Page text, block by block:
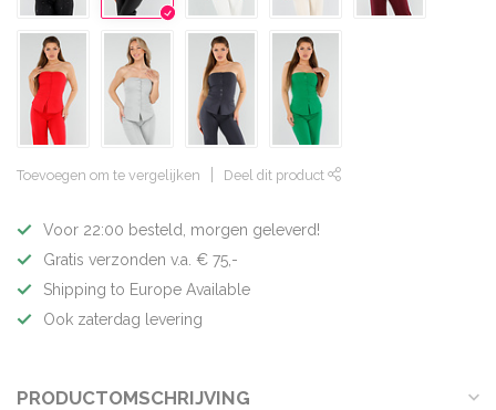
Toevoegen om te vergelijken Deel dit product
Voor 22:00 besteld, morgen geleverd!
Gratis verzonden v.a. € 75,-
Shipping to Europe Available
Ook zaterdag levering
PRODUCTOMSCHRIJVING